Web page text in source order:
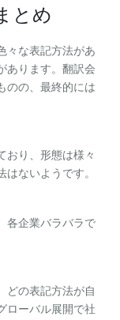
とめ
々な表記方法があ
あります。翻訳会
のの、最終的には
おり、形態は様々
ないようです。
各企業バラバラで
どの表記方法が自
ローバル展開で社